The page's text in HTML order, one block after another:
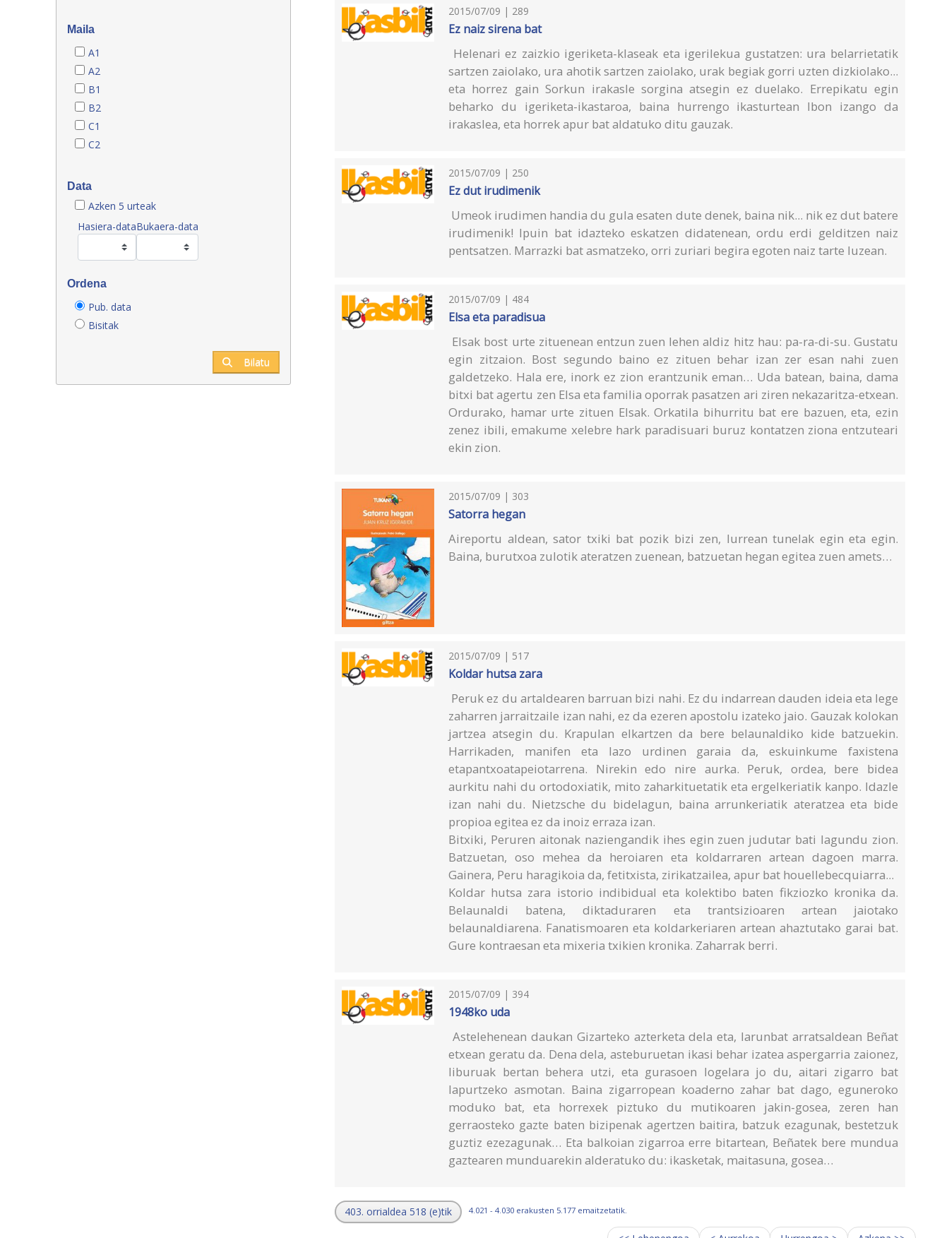
Maila
A1
A2
B1
B2
C1
C2
Data
Azken 5 urteak
Hasiera-dataBukaera-data
Ordena
Pub. data
Bisitak
Bilatu
2015/07/09 | 289
Ez naiz sirena bat
Helenari ez zaizkio igeriketa-klaseak eta igerilekua gustatzen: ura belarrietatik
sartzen zaiolako, ura ahotik sartzen zaiolako, urak begiak gorri uzten dizkiolako...
eta horrez gain Sorkun irakasle sorgina atsegin ez duelako. Errepikatu egin
beharko du igeriketa-ikastaroa, baina hurrengo ikasturtean Ibon izango da
irakaslea, eta horrek apur bat aldatuko ditu gauzak.
2015/07/09 | 250
Ez dut irudimenik
Umeok irudimen handia du gula esaten dute denek, baina nik... nik ez dut batere
irudimenik! Ipuin bat idazteko eskatzen didatenean, ordu erdi gelditzen naiz
pentsatzen. Marrazki bat asmatzeko, orri zuriari begira egoten naiz tarte luzean.
2015/07/09 | 484
Elsa eta paradisua
Elsak bost urte zituenean entzun zuen lehen aldiz hitz hau: pa-ra-di-su. Gustatu
egin zitzaion. Bost segundo baino ez zituen behar izan zer esan nahi zuen
galdetzeko. Hala ere, inork ez zion erantzunik eman… Uda batean, baina, dama
bitxi bat agertu zen Elsa eta familia oporrak pasatzen ari ziren nekazaritza-etxean.
Ordurako, hamar urte zituen Elsak. Orkatila bihurritu bat ere bazuen, eta, ezin
zenez ibili, emakume xelebre hark paradisuari buruz kontatzen ziona entzuteari
ekin zion.
2015/07/09 | 303
Satorra hegan
Aireportu aldean, sator txiki bat pozik bizi zen, lurrean tunelak egin eta egin.
Baina, burutxoa zulotik ateratzen zuenean, batzuetan hegan egitea zuen amets…
2015/07/09 | 517
Koldar hutsa zara
Peruk ez du artaldearen barruan bizi nahi. Ez du indarrean dauden ideia eta lege
zaharren jarraitzaile izan nahi, ez da ezeren apostolu izateko jaio. Gauzak kolokan
jartzea atsegin du. Krapulan elkartzen da bere belaunaldiko kide batzuekin.
Harrikaden, manifen eta lazo urdinen garaia da, eskuinkume faxistena
etapantxoatapeiotarrena. Nirekin edo nire aurka. Peruk, ordea, bere bidea
aurkitu nahi du ortodoxiatik, mito zaharkituetatik eta ergelkeriatik kanpo. Idazle
izan nahi du. Nietzsche du bidelagun, baina arrunkeriatik ateratzea eta bide
propioa egitea ez da inoiz erraza izan.
Bitxiki, Peruren aitonak naziengandik ihes egin zuen judutar bati lagundu zion.
Batzuetan, oso mehea da heroiaren eta koldarraren artean dagoen marra.
Gainera, Peru haragikoia da, fetitxista, zirikatzailea, apur bat houellebecquiarra...
Koldar hutsa zara istorio indibidual eta kolektibo baten fikziozko kronika da.
Belaunaldi batena, diktaduraren eta trantsizioaren artean jaiotako
belaunaldiarena. Fanatismoaren eta koldarkeriaren artean ahaztutako garai bat.
Gure kontraesan eta mixeria txikien kronika. Zaharrak berri.
2015/07/09 | 394
1948ko uda
Astelehenean daukan Gizarteko azterketa dela eta, larunbat arratsaldean Beñat
etxean geratu da. Dena dela, asteburuetan ikasi behar izatea aspergarria zaionez,
liburuak bertan behera utzi, eta gurasoen logelara jo du, aitari zigarro bat
lapurtzeko asmotan. Baina zigarropean koaderno zahar bat dago, eguneroko
moduko bat, eta horrexek piztuko du mutikoaren jakin-gosea, zeren han
gerraosteko gazte baten bizipenak agertzen baitira, batzuk ezagunak, bestetzuk
guztiz ezezagunak… Eta balkoian zigarroa erre bitartean, Beñatek bere mundua
gaztearen munduarekin alderatuko du: ikasketak, maitasuna, gosea…
403. orrialdea 518 (e)tik 4.021 - 4.030 erakusten 5.177 emaitzetatik.